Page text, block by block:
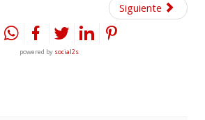
Siguiente
powered by social2s